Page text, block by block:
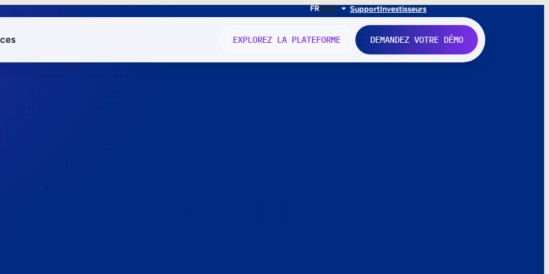
FRENIT SupportInvestisseurs
EXPLOREZ LA PLATEFORME DEMANDEZ VOTRE DÉMO